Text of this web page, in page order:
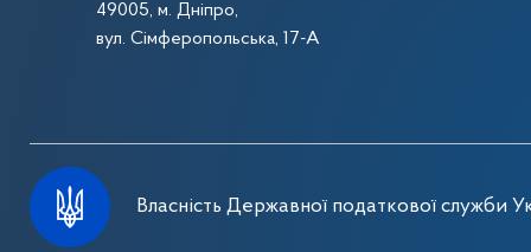
49005, м. Дніпро,
вул. Сімферопольська, 17-А
Власність Державної податкової служби